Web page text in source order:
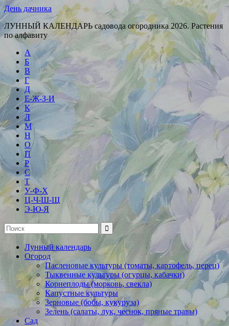
День дачника
ЛУННЫЙ КАЛЕНДАРЬ садовода огородника 2026. Растения
по алфавиту
А
Б
В
Г
Д
Е-Ж-З-И
К
Л
М
Н
О
П
Р
С
Т
У-Ф-Х
Ц-Ч-Ш-Щ
Э-Ю-Я
Лунный календарь
Огород
Пасленовые культуры (томаты, картофель, перец)
Тыквенные культуры (огурцы, кабачки)
Корнеплоды (морковь, свекла)
Капустные культуры
Зерновые (бобы, кукуруза)
Зелень (салаты, лук, чеснок, пряные травы)
Сад